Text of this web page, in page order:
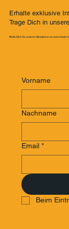
Erhalte exklusive
Trage Dich in
Melde Dich für unseren Newsletter an und erhalte
Vorname
Nachname
Email *
Beim